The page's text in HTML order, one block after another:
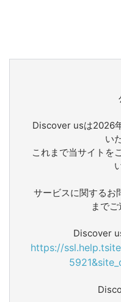
Discover usは2026
い
これまで当サイトを
サービスに関するお
までご
Discover
https://